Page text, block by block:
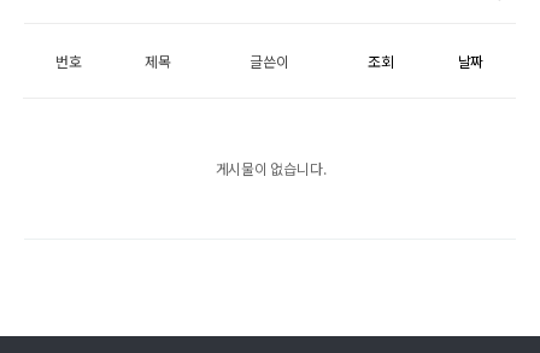
번호 제목 글쓴이 조회 날짜
게시물이 없습니다.